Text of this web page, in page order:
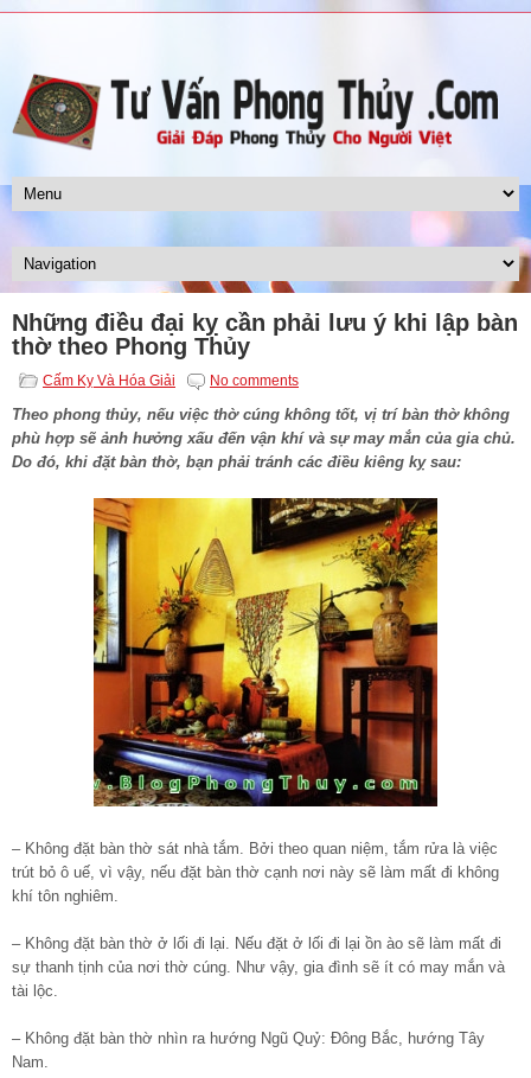
Những điều đại kỵ cần phải lưu ý khi lập bàn
thờ theo Phong Thủy
Cấm Kỵ Và Hóa Giải No comments
Theo phong thủy, nếu việc thờ cúng không tốt, vị trí bàn thờ không
phù hợp sẽ ảnh hưởng xấu đến vận khí và sự may mắn của gia chủ.
Do đó, khi đặt bàn thờ, bạn phải tránh các điều kiêng kỵ sau:
– Không đặt bàn thờ sát nhà tắm. Bởi theo quan niệm, tắm rửa là việc
trút bỏ ô uế, vì vậy, nếu đặt bàn thờ cạnh nơi này sẽ làm mất đi không
khí tôn nghiêm.
– Không đặt bàn thờ ở lối đi lại. Nếu đặt ở lối đi lại ồn ào sẽ làm mất đi
sự thanh tịnh của nơi thờ cúng. Như vậy, gia đình sẽ ít có may mắn và
tài lộc.
– Không đặt bàn thờ nhìn ra hướng Ngũ Quỷ: Đông Bắc, hướng Tây
Nam.